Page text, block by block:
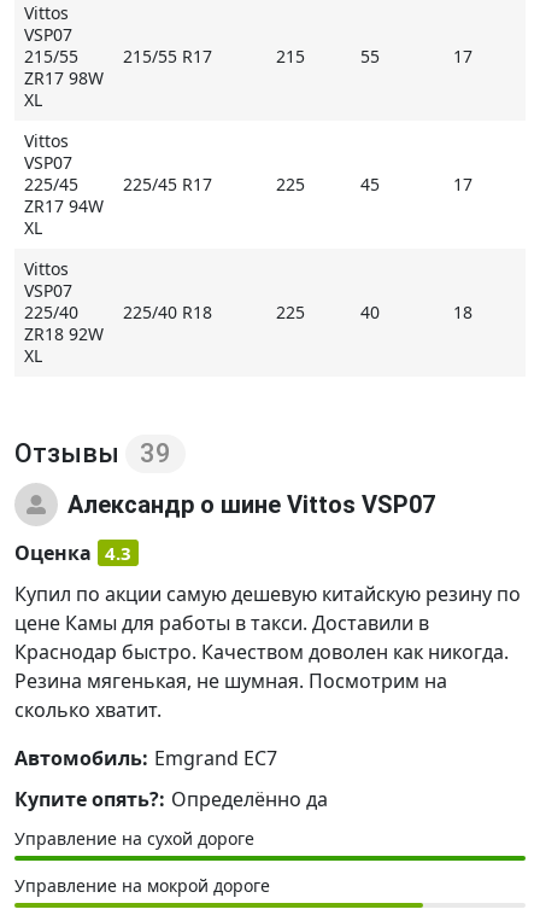
Vittos
VSP07
215/55
ZR17 98W
XL
215/55 R17 215 55 17
Vittos
VSP07
225/45
ZR17 94W
XL
225/45 R17 225 45 17
Vittos
VSP07
225/40
ZR18 92W
XL
225/40 R18 225 40 18
Отзывы 39
Александр о шине Vittos VSP07
Оценка 4.3
Купил по акции самую дешевую китайскую резину по
цене Камы для работы в такси. Доставили в
Краснодар быстро. Качеством доволен как никогда.
Резина мягенькая, не шумная. Посмотрим на
сколько хватит.
Автомобиль: Emgrand EC7
Купите опять?: Определённо да
Управление на сухой дороге
Управление на мокрой дороге